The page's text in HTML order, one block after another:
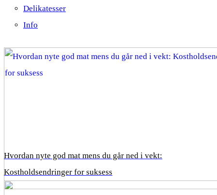
Delikatesser
Info
Hvordan nyte god mat mens du går ned i vekt:
Kostholdsendringer for suksess